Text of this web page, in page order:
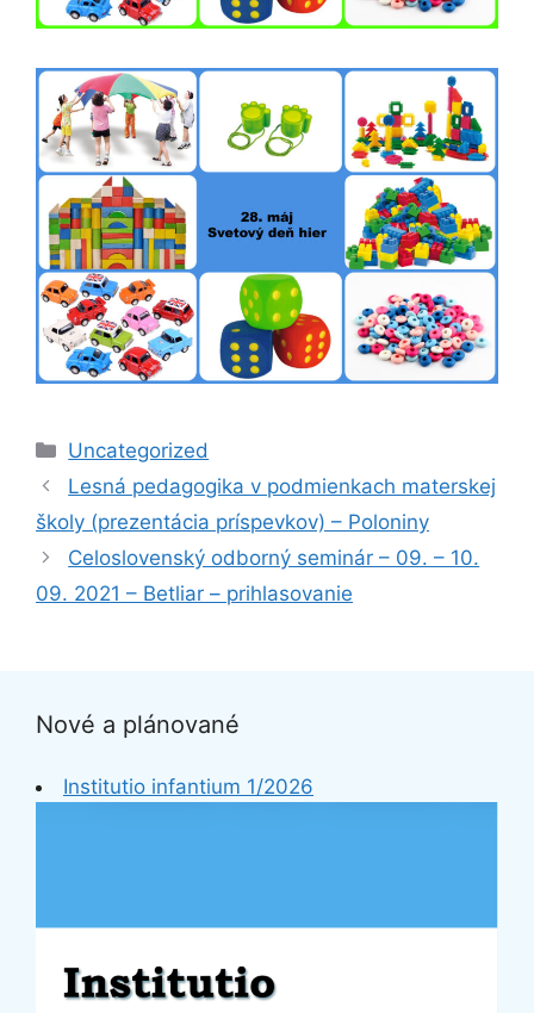
Kategórie
Uncategorized
Lesná pedagogika v podmienkach materskej
školy (prezentácia príspevkov) – Poloniny
Celoslovenský odborný seminár – 09. – 10.
09. 2021 – Betliar – prihlasovanie
Nové a plánované
Institutio infantium 1/2026